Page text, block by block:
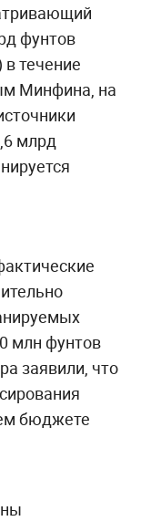
фунтов
течение
Минфина, на
млрд
млн фунтов
заявили, что
бюджете